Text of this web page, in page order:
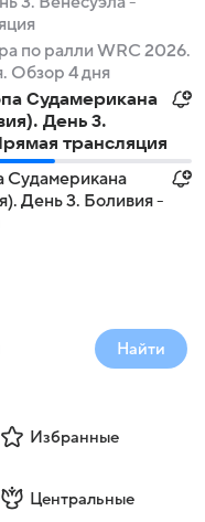
по ралли WRC 2026.
Обзор 4 дня
Судамерикана
День 3.
трансляция
День 3. Боливия -
Найти
Избранные
Центральные